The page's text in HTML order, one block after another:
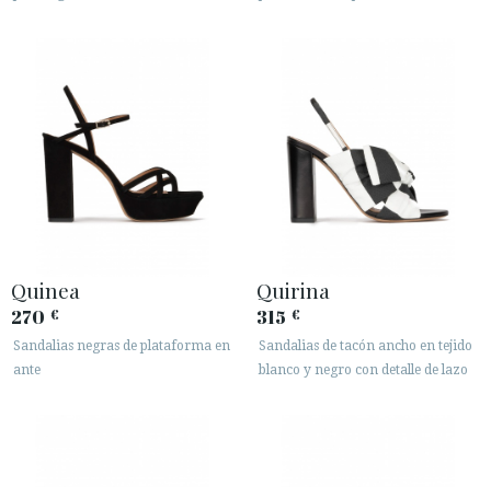
Quinea
270 €
Sandalias negras de plataforma en
ante
Quirina
315 €
Sandalias de tacón ancho en tejido
blanco y negro con detalle de lazo